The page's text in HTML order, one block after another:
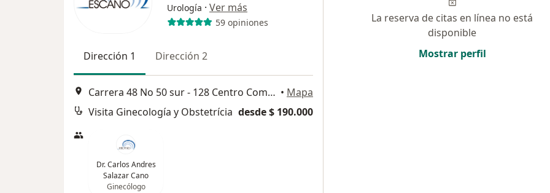
Urología · Ver más
59 opiniones
Dirección 1 Dirección 2
Carrera 48 No 50 sur - 128 Centro Comercial Mayorca, Medellín • Mapa
Visita Ginecología y Obstetrícia desde $ 190.000
Dr. Carlos Andres
Salazar Cano
Ginecólogo
La reserva de citas en línea no está
disponible
Mostrar perfil